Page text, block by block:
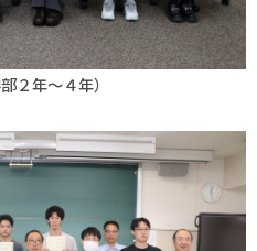
２年～４年）